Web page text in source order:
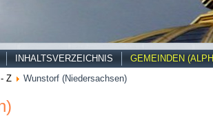
INHALTSVERZEICHNIS GEMEINDEN
Z Wunstorf (Niedersachsen)